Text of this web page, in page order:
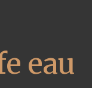
eau